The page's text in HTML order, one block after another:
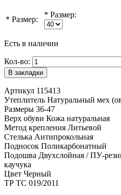
* Размер:
* Размер:
Есть в наличии
Кол-во:
В закладки
Артикул 115413
Утеплитель Натуральный мех
Размеры 36-47
Верх обуви Кожа натуральная
Метод крепления Литьевой
Стелька Антипрокольная
Подносок Поликарбонатный
Подошва Двухслойная / ПУ-
каучука
Цвет Черный
ТР ТС 019/2011